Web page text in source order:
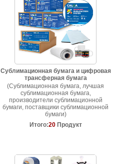
Сублимационная бумага и цифровая
трансферная бумага
(Сублимационная бумага, лучшая
сублимационная бумага,
производители сублимационной
бумаги, поставщики сублимационной
бумаги)
Итого:20Продукт